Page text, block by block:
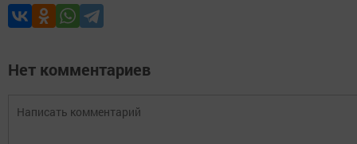
Нет комментариев